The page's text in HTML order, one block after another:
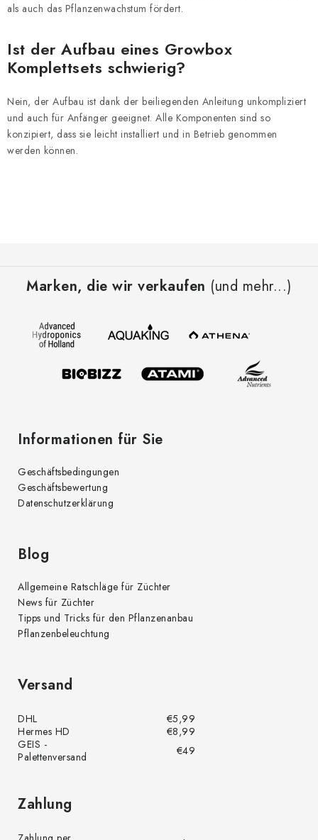
als auch das Pflanzenwachstum fördert.
Ist der Aufbau eines Growbox
Komplettsets schwierig?
Nein, der Aufbau ist dank der beiliegenden Anleitung unkompliziert
und auch für Anfänger geeignet. Alle Komponenten sind so
konzipiert, dass sie leicht installiert und in Betrieb genommen
werden können.
Marken, die wir verkaufen (und mehr...)
Informationen für Sie
Geschäftsbedingungen
Geschäftsbewertung
Datenschutzerklärung
Blog
Allgemeine Ratschläge für Züchter
News für Züchter
Tipps und Tricks für den Pflanzenanbau
Pflanzenbeleuchtung
Versand
DHL
€5,99
Hermes HD
€8,99
GEIS -
Palettenversand
€49
Zahlung